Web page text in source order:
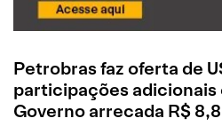
Petrobras faz oferta de
participações adicionais
Governo arrecada R$